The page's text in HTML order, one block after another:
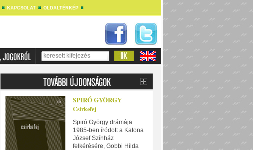
KAPCSOLAT OLDALTÉRKÉP
SPIRÓ GYÖRGY
Csirkefej
Spiró György drámája
1985-ben íródott a Katona
József Színház
felkérésére, Gobbi Hilda